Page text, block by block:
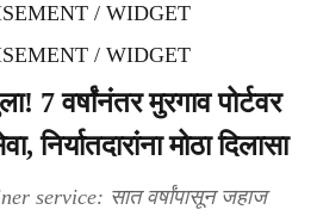
/ WIDGET
/ WIDGET
7 वर्षांनंतर मुरगाव पोर्टवर
मोठा दिलासा
service: सात वर्षांपासून जहाज